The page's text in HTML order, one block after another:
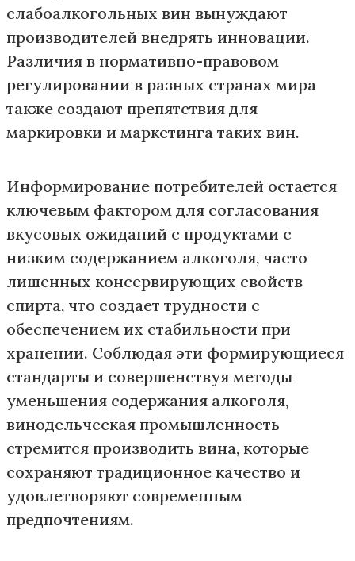
слабоалкогольных вин вынуждают
производителей внедрять инновации.
Различия в нормативно-правовом
регулировании в разных странах мира
также создают препятствия для
маркировки и маркетинга таких вин.
Информирование потребителей остается
ключевым фактором для согласования
вкусовых ожиданий с продуктами с
низким содержанием алкоголя, часто
лишенных консервирующих свойств
спирта, что создает трудности с
обеспечением их стабильности при
хранении. Соблюдая эти формирующиеся
стандарты и совершенствуя методы
уменьшения содержания алкоголя,
винодельческая промышленность
стремится производить вина, которые
сохраняют традиционное качество и
удовлетворяют современным
предпочтениям.